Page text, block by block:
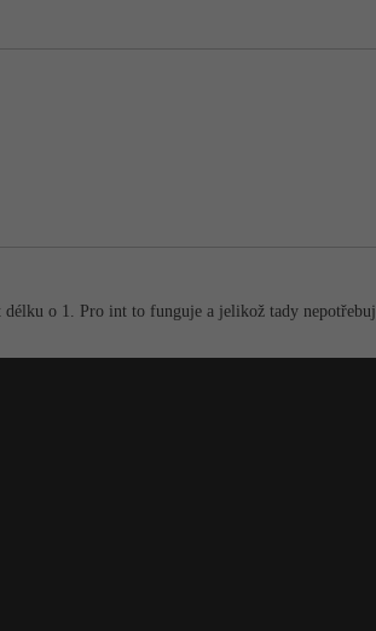
o 1. Pro int to funguje a jelikož tady